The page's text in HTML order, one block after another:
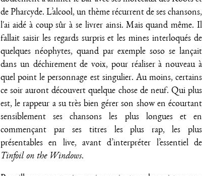
de Pharcyde. L’alcool, un thème récurrent de ses chansons,
l'ai aidé à coup sûr à se livrer ainsi. Mais quand même. Il
fallait saisir les regards surpris et les mines interloqués de
quelques néophytes, quand par exemple soso se lançait
dans un déchirement de voix, pour réaliser à nouveau à
quel point le personnage est singulier. Au moins, certains
ce soir auront découvert quelque chose de neuf. Qui plus
est, le rappeur a su très bien gérer son show en écourtant
sensiblement ses chansons les plus longues et en
commençant par ses titres les plus rap, les plus
présentables en live, avant d’interpréter l’essentiel de
Tinfoil on the Windows.